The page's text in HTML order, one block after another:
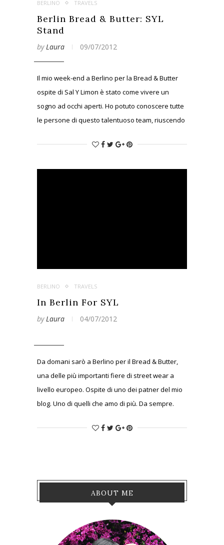
BERLINO TRAVELS
Berlin Bread & Butter: SYL
Stand
byLaura 09/07/2012
Il mio week-end a Berlino per la Bread & Butter
ospite di Sal Y Limon è stato come vivere un
sogno ad occhi aperti. Ho potuto conoscere tutte
le persone di questo talentuoso team, riuscendo
BERLINO TRAVELS
In Berlin For SYL
byLaura 04/07/2012
Da domani sarò a Berlino per il Bread & Butter,
una delle più importanti fiere di street wear a
livello europeo. Ospite di uno dei patner del mio
blog. Uno di quelli che amo di più. Da sempre.
ABOUT ME